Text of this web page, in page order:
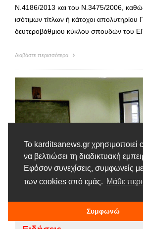
Το karditsanews.gr χρησιμοποιεί
να βελτιώσει τη διαδικτυακή
Εφόσον συνεχίσεις, συμφωνείς
των cookies από εμάς. Μάθε
Συμφωνώ
Ν.4186/2013 και του Ν.3475/2006,
ισότιμων τίτλων ή κάτοχοι απολυτηρίου
δευτεροβάθμιου κύκλου σπουδών του
Διαβάστε περισσότερα